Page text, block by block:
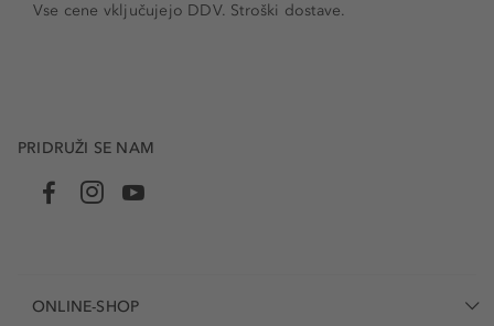
Vse cene vključujejo DDV. Stroški dostave.
PRIDRUŽI SE NAM
ONLINE-SHOP